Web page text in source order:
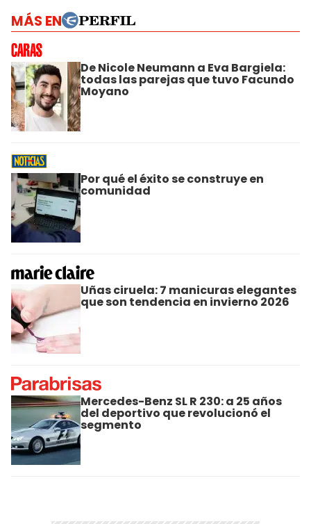
MÁS EN
De Nicole Neumann a Eva Bargiela:
todas las parejas que tuvo Facundo
Moyano
Por qué el éxito se construye en
comunidad
Uñas ciruela: 7 manicuras elegantes
que son tendencia en invierno 2026
Mercedes-Benz SL R 230: a 25 años
del deportivo que revolucionó el
segmento